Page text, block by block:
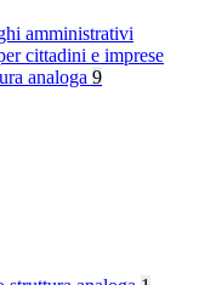
amministrativi
cittadini e imprese
analoga 9